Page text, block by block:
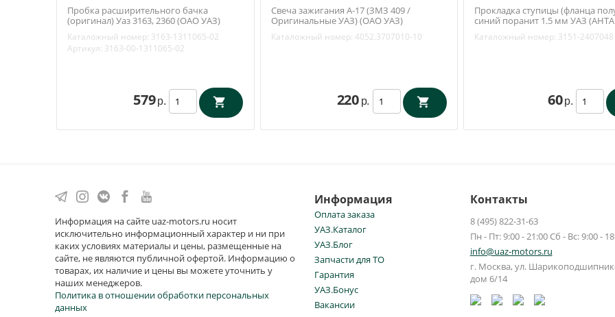
Пробка расширительного бачка
(оригинал) Уаз 3163, 2360 (ОАО УАЗ)
Каталожный номер: 3163-1311065-02
Артикул: 3163-00-1311065-02
579 р.
Свеча зажигания А-17 (ЗМЗ 409 /
Оригинальные УАЗ) (ОАО УАЗ)
Каталожный номер: 4052.3707010-10
220 р.
Прокладка ступицы (фланца
синий поранит 1.5 мм УАЗ
Каталожный номер: 3151-2407048
60 р.
Информация на сайте uaz-motors.ru носит
исключительно информационный характер и ни при
каких условиях материалы и цены, размещенные на
сайте, не являются публичной офертой. Информацию о
товарах, их наличие и цены вы можете уточнить у
наших менеджеров.
Политика в отношении обработки персональных
данных
Информация
Оплата заказа
УАЗ.Каталог
УАЗ.Блог
Запчасти для ТО
Гарантия
УАЗ.Бонус
Вакансии
Контакты
8 (495) 822-31-63
Пн - Пт: 9:00 - 21:00 Сб - Вс: 9:00 -
info@uaz-motors.ru
г. Москва, ул.
дом 6/14